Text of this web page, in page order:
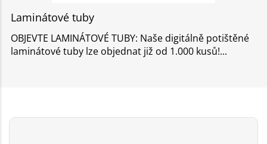
Laminátové tuby
OBJEVTE LAMINÁTOVÉ TUBY: Naše digitálně potištěné
laminátové tuby lze objednat již od 1.000 kusů!